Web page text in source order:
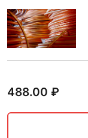
488.00 ₽